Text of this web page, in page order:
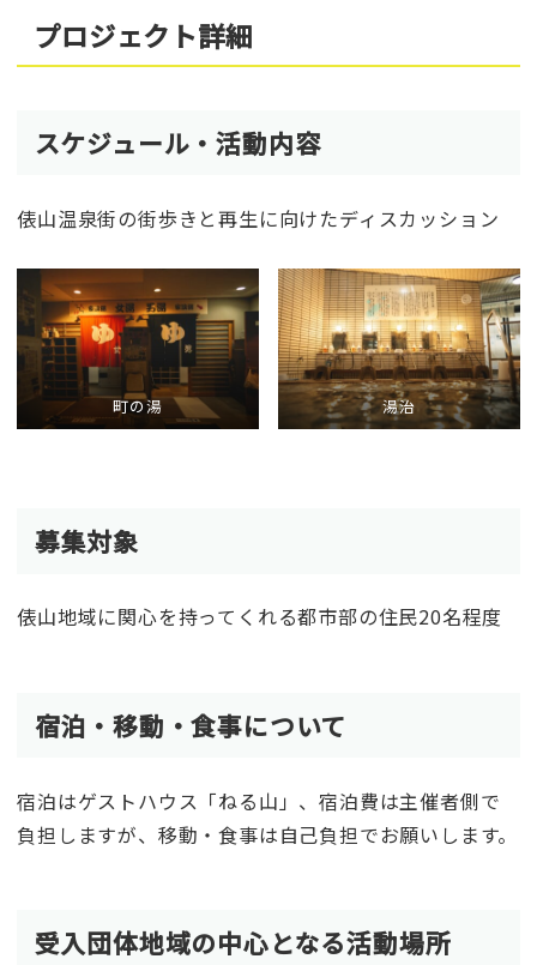
プロジェクト詳細
スケジュール・活動内容
俵山温泉街の街歩きと再生に向けたディスカッション
町の湯 湯治
募集対象
俵山地域に関心を持ってくれる都市部の住民20名程度
宿泊・移動・食事について
宿泊はゲストハウス「ねる山」、宿泊費は主催者側で
負担しますが、移動・食事は自己負担でお願いします。
受入団体地域の中心となる活動場所